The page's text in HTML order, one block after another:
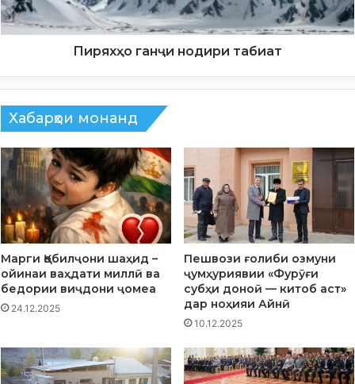
г
а
д
и
и
т
а
б
а
т
Пиряхҳо ганҷи нодири табиат
Хабарҳои монанд
Марги Қобилҷони шаҳид –
ойинаи ваҳдати миллӣ ва
бедории виҷдони ҷомеа
24.12.2025
Пешвози ғолиби озмуни
ҷумҳуриявии «Фурӯғи
субҳи доноӣ — китоб аст»
дар ноҳияи Айнӣ
10.12.2025